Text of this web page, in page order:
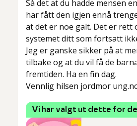
Så det at du hadde mensen
har fått den igjen ennå
at det er noe galt. Det er rett
systemet ditt som fortsatt
Jeg er ganske sikker på at
tilbake og at du vil få de
fremtiden. Ha en fin dag.
Vennlig hilsen jordmor
Vi har valgt ut dette for